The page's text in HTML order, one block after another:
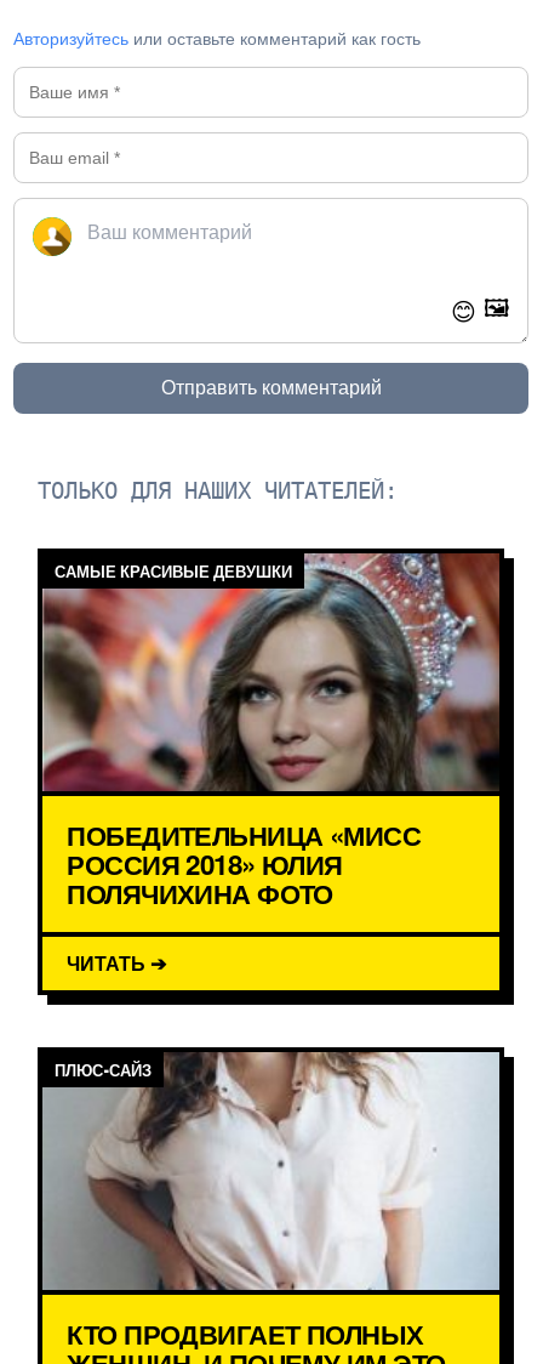
Авторизуйтесь или оставьте комментарий как гость
😊 🖼️
Отправить комментарий
ТОЛЬКО ДЛЯ НАШИХ ЧИТАТЕЛЕЙ:
САМЫЕ КРАСИВЫЕ ДЕВУШКИ
ПОБЕДИТЕЛЬНИЦА «МИСС
РОССИЯ 2018» ЮЛИЯ
ПОЛЯЧИХИНА ФОТО
ЧИТАТЬ ➔
ПЛЮС-САЙЗ
КТО ПРОДВИГАЕТ ПОЛНЫХ